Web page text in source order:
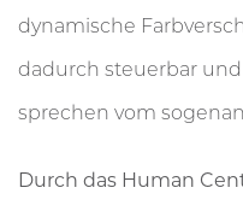
dynamische
dadurch steuerbar
sprechen vom
Durch das Human